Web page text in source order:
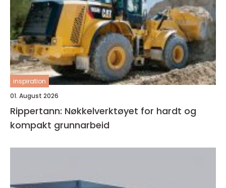
inspiration
01. August 2026
Rippertann: Nøkkelverktøyet for hardt og
kompakt grunnarbeid